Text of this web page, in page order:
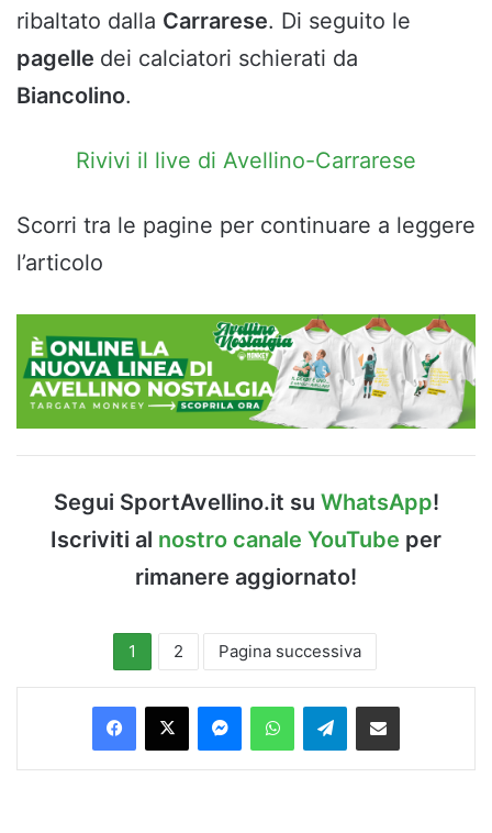
ribaltato dalla Carrarese. Di seguito le
pagelle dei calciatori schierati da
Biancolino.
Rivivi il live di Avellino-Carrarese
Scorri tra le pagine per continuare a leggere
l’articolo
Segui SportAvellino.it su WhatsApp!
Iscriviti al nostro canale YouTube per
rimanere aggiornato!
1 2 Pagina successiva
Facebook
X MessengerWhatsAppTelegramCondividi via Email